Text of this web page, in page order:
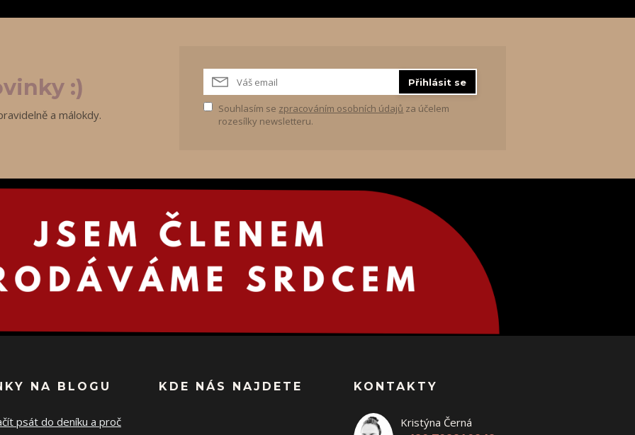
:)
a málokdy.
Přihlásit se
Souhlasím se zpracováním osobních údajů za účelem
rozesílky newsletteru.
NA BLOGU
psát do deníku a proč
KDE NÁS NAJDETE KONTAKTY
Kristýna Černá